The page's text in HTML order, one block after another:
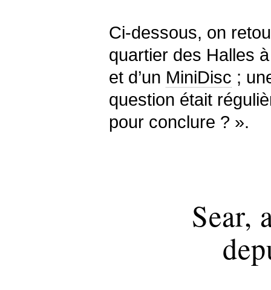
Ci-dessous, on
quartier des Halles
et d’un MiniDisc ;
question était
pour conclure ? ».
Sear,